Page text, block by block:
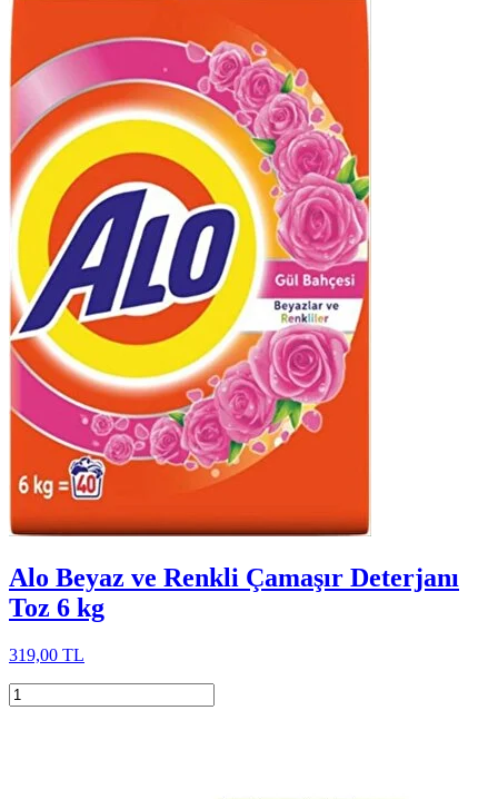
Alo Beyaz ve Renkli Çamaşır Deterjanı
Toz 6 kg
319,00 TL